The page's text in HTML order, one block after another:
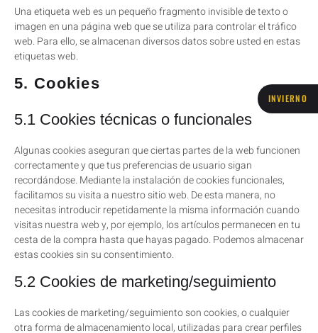
INVIERNO
Una etiqueta web es un pequeño fragmento invisible de texto o
imagen en una página web que se utiliza para controlar el tráfico
web. Para ello, se almacenan diversos datos sobre usted en estas
etiquetas web.
5. Cookies
5.1 Cookies técnicas o funcionales
Algunas cookies aseguran que ciertas partes de la web funcionen
correctamente y que tus preferencias de usuario sigan
recordándose. Mediante la instalación de cookies funcionales,
facilitamos su visita a nuestro sitio web. De esta manera, no
necesitas introducir repetidamente la misma información cuando
visitas nuestra web y, por ejemplo, los artículos permanecen en tu
cesta de la compra hasta que hayas pagado. Podemos almacenar
estas cookies sin su consentimiento.
5.2 Cookies de marketing/seguimiento
Las cookies de marketing/seguimiento son cookies, o cualquier
otra forma de almacenamiento local, utilizadas para crear perfiles